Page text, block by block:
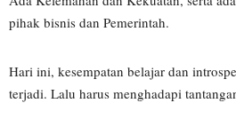
pihak bisnis dan Pemerintah.
Hari ini, kesempatan belajar dan
terjadi. Lalu harus menghadapi